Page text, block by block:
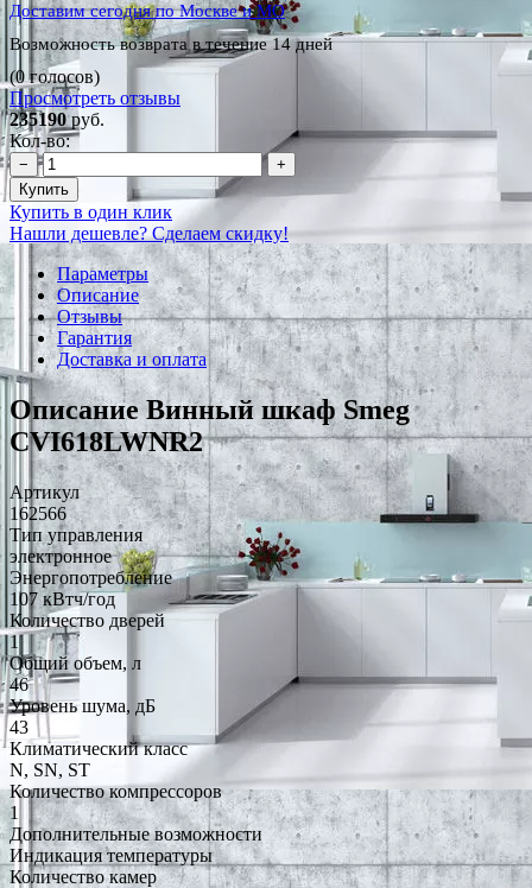
Доставим сегодня по Москве и МО
Возможность возврата в течение 14 дней
(0 голосов)
Просмотреть отзывы
235190руб.
Кол-во:
−
+
Купить
Купить в один клик
Нашли дешевле? Сделаем скидку!
Параметры
Описание
Отзывы
Гарантия
Доставка и оплата
Описание Винный шкаф Smeg
CVI618LWNR2
Артикул
162566
Тип управления
электронное
Энергопотребление
107 кВтч/год
Количество дверей
1
Общий объем, л
46
Уровень шума, дБ
43
Климатический класс
N, SN, ST
Количество компрессоров
1
Дополнительные возможности
Индикация температуры
Количество камер